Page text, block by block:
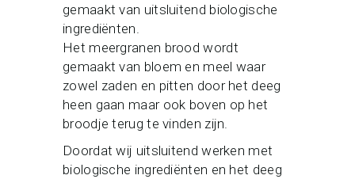
gemaakt van uitsluitend biologische
ingrediënten.
Het meergranen brood wordt
gemaakt van bloem en meel waar
zowel zaden en pitten door het deeg
heen gaan maar ook boven op het
broodje terug te vinden zijn.
Doordat wij uitsluitend werken met
biologische ingrediënten en het deeg